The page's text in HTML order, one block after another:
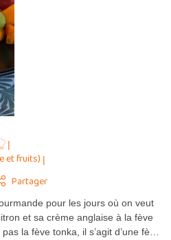
et fruits)
Partager
pour les jours où on veut
et sa crème anglaise à la fève
la fève tonka, il s’agit d’une fè…